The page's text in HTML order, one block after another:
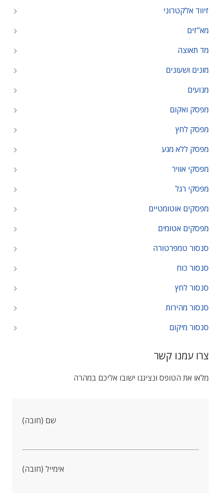
זיווד אלקטרוני
מא"זים
מד תאוצה
מונים ושעונים
מנועים
מפסק ואקום
מפסק לחץ
מפסק ללא מגע
מפסקי אוויר
מפסקי רגל
מפסקים אוטומטיים
מפסקים אטומים
סנסור טמפרטורה
סנסור כוח
סנסור לחץ
סנסור מהירות
סנסור מיקום
צרו עמנו קשר
מלאו את הטופס ונציגנו ישובו אליכם במהרה
שם (חובה)
אימייל (חובה)